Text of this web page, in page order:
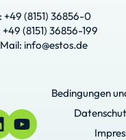
+49 (8151) 36856-0
(8151) 36856-199
info@estos.de
Bedingungen